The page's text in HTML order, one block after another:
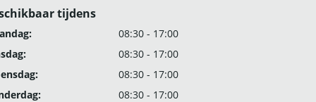
tijdens
08:30 - 17:00
08:30 - 17:00
08:30 - 17:00
08:30 - 17:00